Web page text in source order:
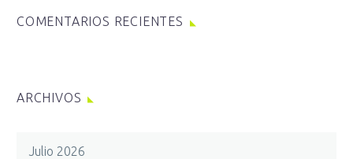
COMENTARIOS RECIENTES
ARCHIVOS
Julio 2026